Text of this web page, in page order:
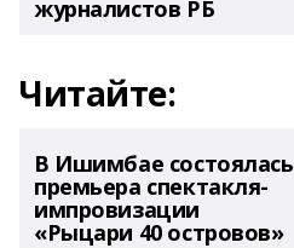
журналистов РБ
Читайте:
В Ишимбае состоялась
премьера спектакля-
импровизации
«Рыцари 40 островов»